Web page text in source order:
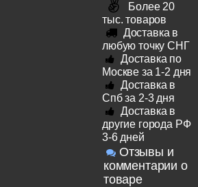
Более 20
тыс. товаров
Доставка в
любую точку СНГ
Доставка по
Москве за 1-2 дня
Доставка в
Спб за 2-3 дня
Доставка в
другие города РФ
3-6 дней
Отзывы и
комментарии о
товаре